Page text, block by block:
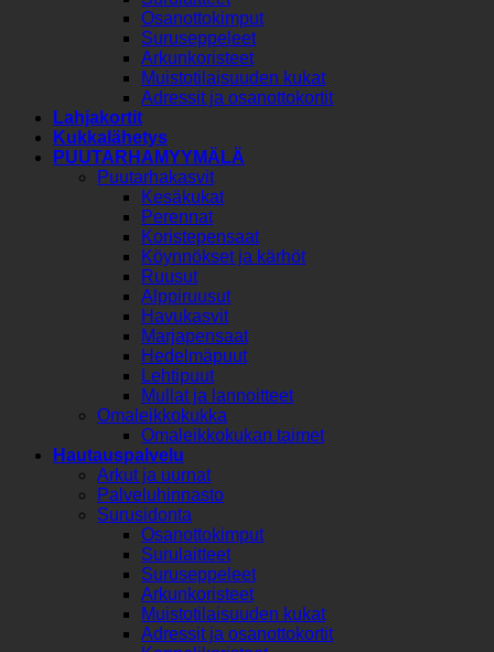
Osanottokimput
Suruseppeleet
Arkunkoristeet
Muistotilaisuuden kukat
Adressit ja osanottokortit
Lahjakortit
Kukkalähetys
PUUTARHAMYYMÄLÄ
Puutarhakasvit
Kesäkukat
Perennat
Koristepensaat
Köynnökset ja kärhöt
Ruusut
Alppiruusut
Havukasvit
Marjapensaat
Hedelmäpuut
Lehtipuut
Mullat ja lannoitteet
Omaleikkokukka
Omaleikkokukan taimet
Hautauspalvelu
Arkut ja uurnat
Palveluhinnasto
Surusidonta
Osanottokimput
Surulaitteet
Suruseppeleet
Arkunkoristeet
Muistotilaisuuden kukat
Adressit ja osanottokortit